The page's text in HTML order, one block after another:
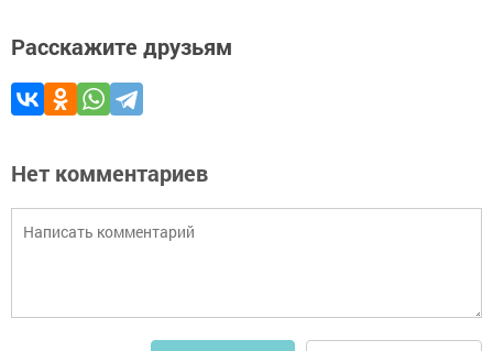
Расскажите друзьям
Нет комментариев